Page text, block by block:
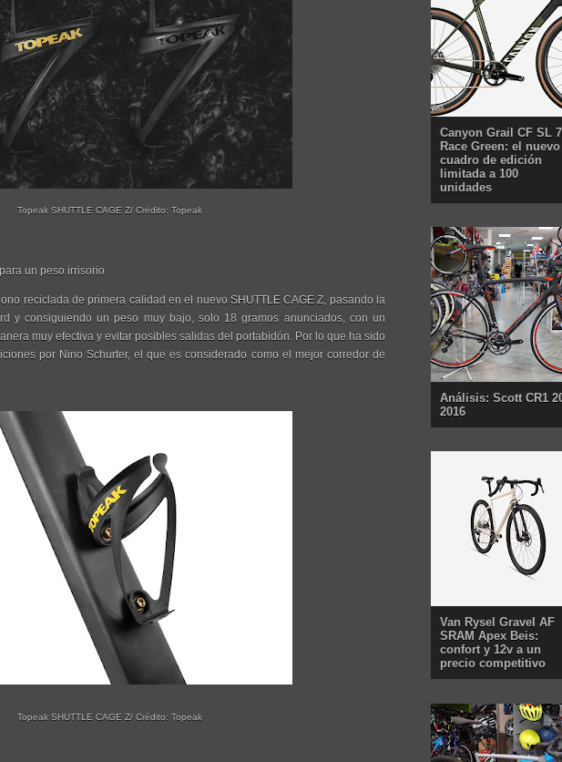
Topeak SHUTTLE CAGE Z/ Crédito: Topeak
un peso irrisorio
reciclada de primera calidad en el nuevo SHUTTLE CAGE Z, pasando la
y consiguiendo un peso muy bajo, solo 18 gramos anunciados, con un
muy efectiva y evitar posibles salidas del portabidón. Por lo que ha sido
por Nino Schurter, el que es considerado como el mejor corredor de
Topeak SHUTTLE CAGE Z/ Crédito: Topeak
Canyon Grail CF SL 7
Race Green: el nuevo
cuadro de edición
limitada a 100
unidades
Análisis: Scott CR1
2016
Van Rysel Gravel AF
SRAM Apex Beis:
confort y 12v a un
precio competitivo